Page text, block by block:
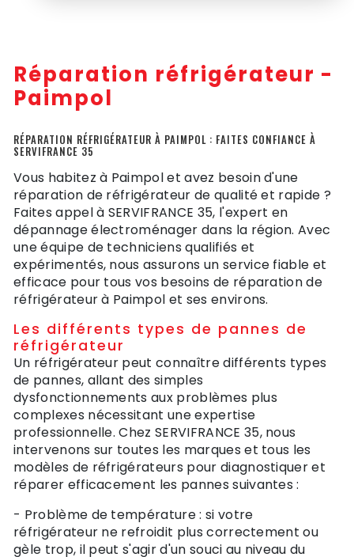
Réparation réfrigérateur -
Paimpol
RÉPARATION RÉFRIGÉRATEUR À PAIMPOL : FAITES CONFIANCE À
SERVIFRANCE 35
Vous habitez à Paimpol et avez besoin d'une
réparation de réfrigérateur de qualité et rapide ?
Faites appel à SERVIFRANCE 35, l'expert en
dépannage électroménager dans la région. Avec
une équipe de techniciens qualifiés et
expérimentés, nous assurons un service fiable et
efficace pour tous vos besoins de réparation de
réfrigérateur à Paimpol et ses environs.
Les différents types de pannes de
réfrigérateur
Un réfrigérateur peut connaître différents types
de pannes, allant des simples
dysfonctionnements aux problèmes plus
complexes nécessitant une expertise
professionnelle. Chez SERVIFRANCE 35, nous
intervenons sur toutes les marques et tous les
modèles de réfrigérateurs pour diagnostiquer et
réparer efficacement les pannes suivantes :
- Problème de température : si votre
réfrigérateur ne refroidit plus correctement ou
gèle trop, il peut s'agir d'un souci au niveau du